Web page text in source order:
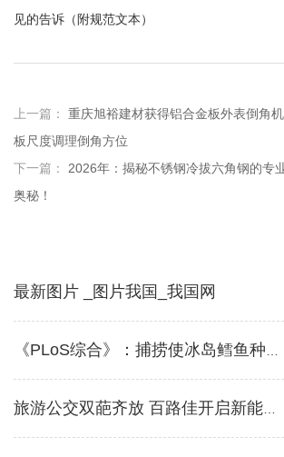
见的告诉（附规范文本）
上一篇：
重庆旭裕建材获得铝合金板外表倒角
板尺度调理倒角方位
下一篇：
2026年：揭秘不锈钢冷拔六角钢的专
奥秘！
最新图片 _图片我国_我国网